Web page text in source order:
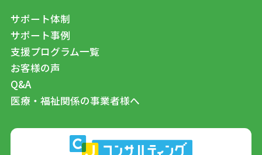
サポート体制
サポート事例
支援プログラム一覧
お客様の声
Q&A
医療・福祉関係の事業者様へ